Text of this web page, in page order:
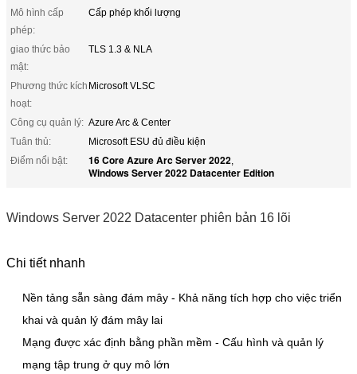
Mô hình cấp
phép:
Cấp phép khối lượng
giao thức bảo
mật:
TLS 1.3 & NLA
Phương thức kích
hoạt:
Microsoft VLSC
Công cụ quản lý: Azure Arc & Center
Tuân thủ:
Microsoft ESU đủ điều kiện
Điểm nổi bật:
16 Core Azure Arc Server 2022,
Windows Server 2022 Datacenter Edition
Windows Server 2022 Datacenter phiên bản 16 lõi
Chi tiết nhanh
Nền tảng sẵn sàng đám mây - Khả năng tích hợp cho việc triển
khai và quản lý đám mây lai
Mạng được xác định bằng phần mềm - Cấu hình và quản lý
mạng tập trung ở quy mô lớn